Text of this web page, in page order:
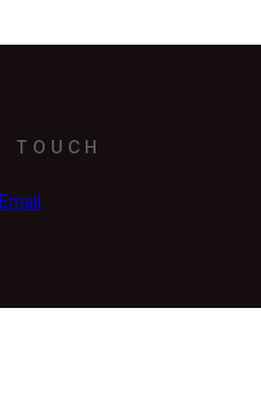
TOUCH
Email